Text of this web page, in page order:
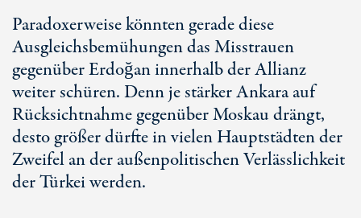
Paradoxerweise könnten gerade diese
Ausgleichsbemühungen das Misstrauen
gegenüber Erdoğan innerhalb der Allianz
weiter schüren. Denn je stärker Ankara auf
Rücksichtnahme gegenüber Moskau drängt,
desto größer dürfte in vielen Hauptstädten der
Zweifel an der außenpolitischen Verlässlichkeit
der Türkei werden.